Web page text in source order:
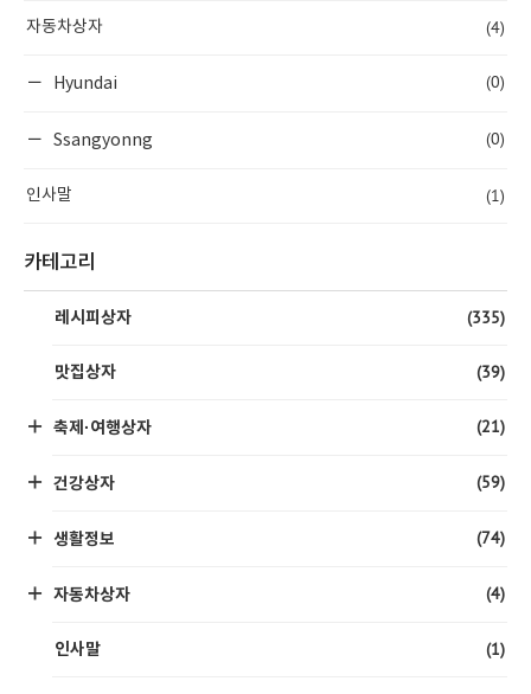
자동차상자 (4)
Hyundai (0)
Ssangyonng (0)
인사말 (1)
카테고리
레시피상자 (335)
맛집상자 (39)
축제·여행상자 (21)
건강상자 (59)
생활정보 (74)
자동차상자 (4)
인사말 (1)